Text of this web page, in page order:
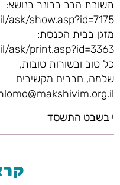
תשובת הרב ברונר בנושא:
ask/show.asp?id=7175
מזגן בבית הכנסת:
ask/print.asp?id=3363
כל טוב ובשורות טובות,
שלמה, חברים מקשיבים
י בשבט התשסד